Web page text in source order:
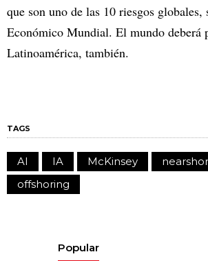
que son uno de las 10 riesgos globales,
Económico Mundial. El mundo deberá
Latinoamérica, también.
TAGS
AI IA McKinsey
offshoring
Popular